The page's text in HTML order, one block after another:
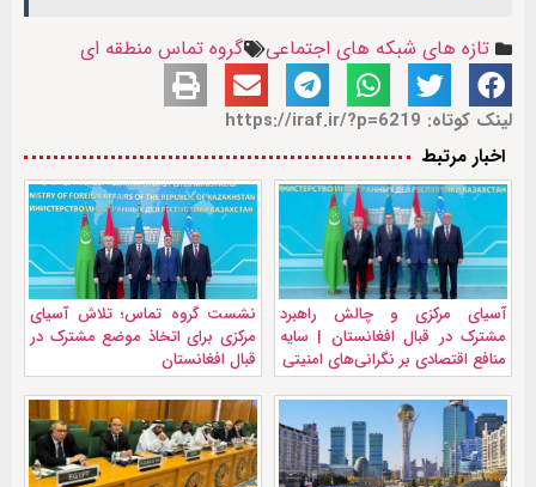
تازه های شبکه های اجتماعی گروه تماس منطقه ای
لینک کوتاه: https://iraf.ir/?p=6219
اخبار مرتبط
آسیای مرکزی و چالش راهبرد
مشترک در قبال افغانستان | سایه
منافع اقتصادی بر نگرانی‌های امنیتی
نشست گروه تماس؛ تلاش آسیای
مرکزی برای اتخاذ موضع مشترک در
قبال افغانستان